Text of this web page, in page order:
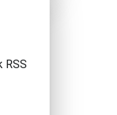
RSS